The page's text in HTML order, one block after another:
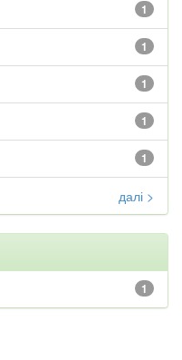
1
1
1
1
1
далі >
1